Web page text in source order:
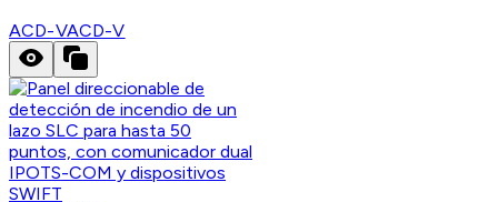
ACD-VACD-V